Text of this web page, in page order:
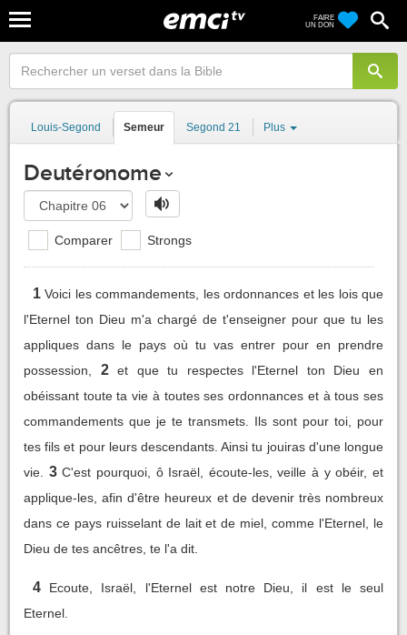
FAIRE
UN DON
Louis-Segond Semeur Segond 21 Plus
Deutéronome
Comparer Strongs
1 Voici les commandements, les ordonnances et les lois que
l'Eternel ton Dieu m'a chargé de t'enseigner pour que tu les
appliques dans le pays où tu vas entrer pour en prendre
possession,
2 et que tu respectes l'Eternel ton Dieu en
obéissant toute ta vie à toutes ses ordonnances et à tous ses
commandements que je te transmets. Ils sont pour toi, pour
tes fils et pour leurs descendants. Ainsi tu jouiras d'une longue
vie.
3 C'est pourquoi, ô Israël, écoute-les, veille à y obéir, et
applique-les, afin d'être heureux et de devenir très nombreux
dans ce pays ruisselant de lait et de miel, comme l'Eternel, le
Dieu de tes ancêtres, te l'a dit.
4
Ecoute, Israël, l'Eternel est notre Dieu, il est le seul
Eternel.